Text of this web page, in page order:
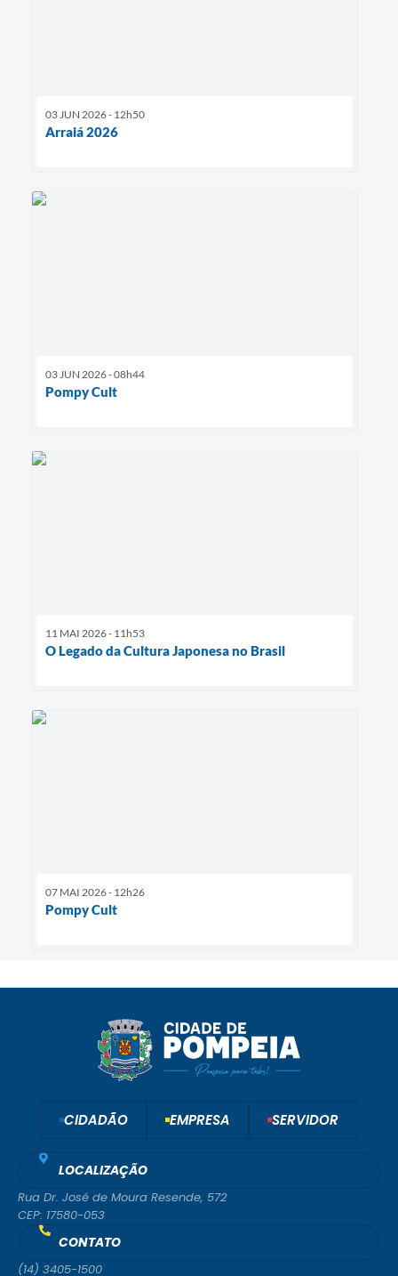
03 JUN 2026 - 12h50
Arraiá 2026
03 JUN 2026 - 08h44
Pompy Cult
11 MAI 2026 - 11h53
O Legado da Cultura Japonesa no Brasil
07 MAI 2026 - 12h26
Pompy Cult
CIDADÃO EMPRESA SERVIDOR
LOCALIZAÇÃO
Rua Dr. José de Moura Resende, 572
CEP: 17580-053
CONTATO
(14) 3405-1500